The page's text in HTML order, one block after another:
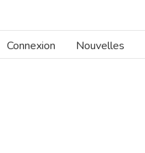
Connexion Nouvelles